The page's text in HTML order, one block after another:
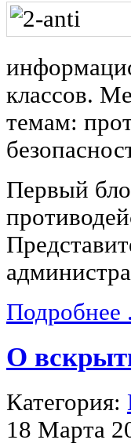
классов.
темам:
Первый
Подробнее
О
Категория:
18 Марта